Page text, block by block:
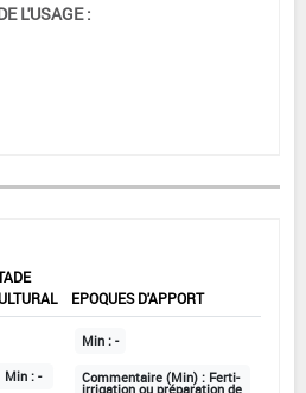
L'USAGE :
EPOQUES D'APPORT
Min : -
Min : -
Commentaire (Min) : Ferti-
irrigation ou préparation de